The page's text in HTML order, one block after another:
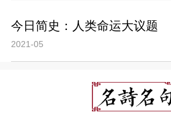
今日简史：人类命运大议题
2021-05